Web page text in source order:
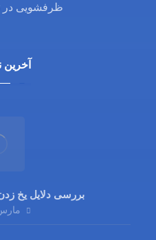
ظرفشویی در
آخرین
بررسی دلایل یخ
مارس 9,